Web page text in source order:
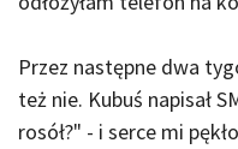
Przez następne dwa
też nie. Kubuś napisał
rosół?" - i serce mi